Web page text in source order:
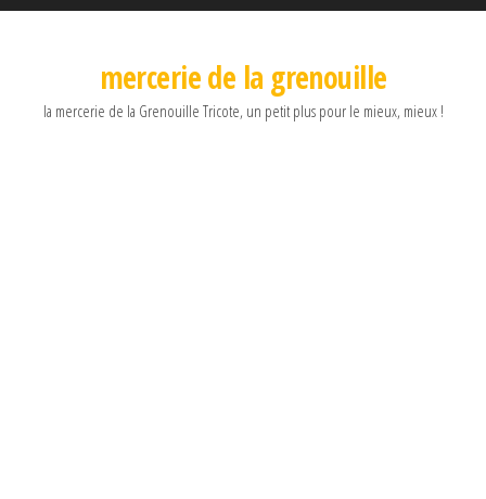
mercerie de la grenouille
la mercerie de la Grenouille Tricote, un petit plus pour le mieux, mieux !